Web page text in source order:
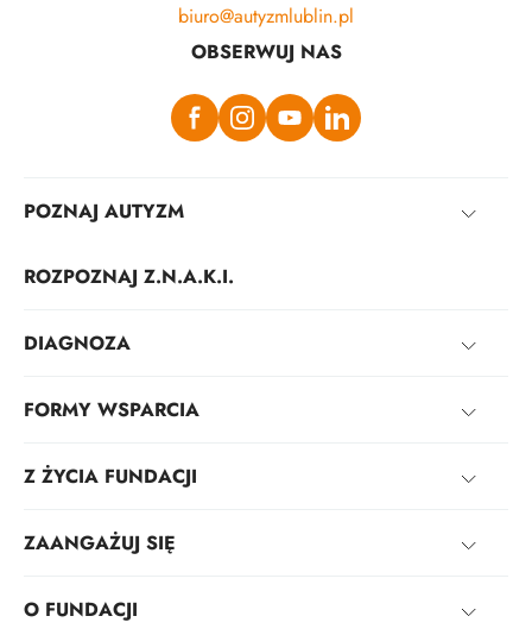
biuro@autyzmlublin.pl
OBSERWUJ NAS
POZNAJ AUTYZM
ROZPOZNAJ Z.N.A.K.I.
DIAGNOZA
FORMY WSPARCIA
Z ŻYCIA FUNDACJI
ZAANGAŻUJ SIĘ
O FUNDACJI